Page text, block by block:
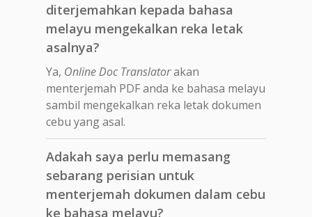
diterjemahkan kepada bahasa
melayu mengekalkan reka letak
asalnya?
Ya, Online Doc Translatorakan
menterjemah PDF anda ke bahasa melayu
sambil mengekalkan reka letak dokumen
cebu yang asal.
Adakah saya perlu memasang
sebarang perisian untuk
menterjemah dokumen dalam cebu
ke bahasa melayu?